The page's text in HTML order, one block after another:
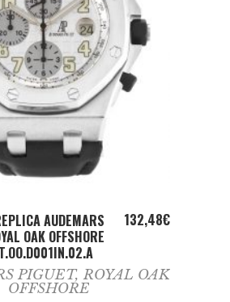
ADD TO CART
AUDEMARS
OAK OFFSHORE
132,48€
PIGUET, ROYAL OAK
OFFSHORE